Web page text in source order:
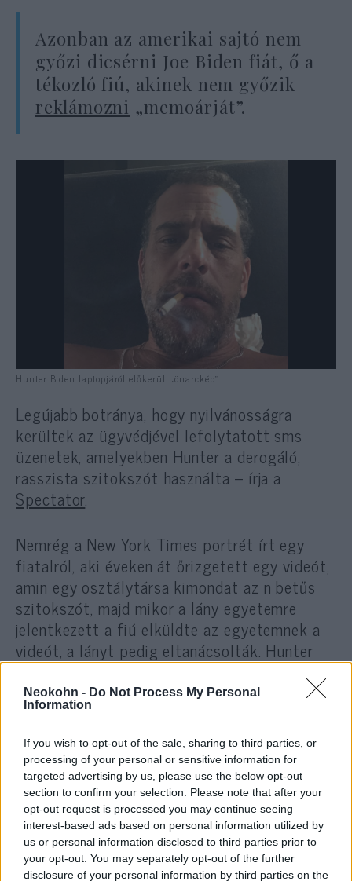
Neokohn - Do Not Process My Personal
Information
If you wish to opt-out of the sale, sharing to third parties, or
processing of your personal or sensitive information for
targeted advertising by us, please use the below opt-out
section to confirm your selection. Please note that after your
opt-out request is processed you may continue seeing
interest-based ads based on personal information utilized by
us or personal information disclosed to third parties prior to
your opt-out. You may separately opt-out of the further
disclosure of your personal information by third parties on the
Azonban az amerikai sajtó nem
győzi dicsérni Joe Biden fiát, ő a
tékozló fiú, akinek nem győzik
reklámozni „memoárját”.
Hunter Biden laptopjáról előkerült „önarckép”
Legújabb botránya, hogy nyilvánosságra
kerültek az ügyvédjével lefolytatott sms
üzenetek, amelyekben Hunter a derogáló,
rasszista szitokszót használta – írja a
Spectator.
Nemrég a New York Times portrét írt egy
fiatalról, aki éveken át őrizgetett egy videót,
amin egy osztálytársa kimondat az n betűs
szitokszót, majd mikor a lány egyetemre
jelentkezett a fiú elküldte az egyetemnek a
videót, a lányt pedig eltanácsolták. Hunter
azonban nem tizennyolc éves átlag tinédzser
ezért őt nem akarja tönkretenni az amerikai
sajtó.
A Spectator szerzője szerint
Hunter talán az utolsó ember az
országban, akinek
szólásszabadsága van. Az
üzenetek meglehetősen